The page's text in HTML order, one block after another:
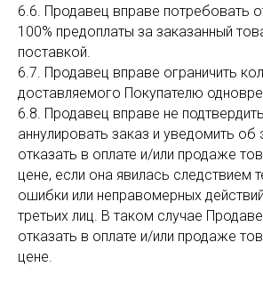
6.6. Продавец вправе потребовать
100% предоплаты за заказанный
поставкой.
6.7. Продавец вправе ограничить
доставляемого Покупателю
6.8. Продавец вправе не
аннулировать заказ и уведомить об
отказать в оплате и/или продаже
цене, если она явилась следствием
ошибки или неправомерных
третьих лиц. В таком случае
отказать в оплате и/или продаже
цене.